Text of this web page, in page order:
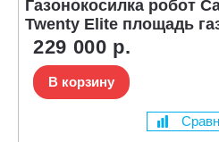
Газонокосилка робот
Twenty Elite площадь
229 000 р.
В корзину